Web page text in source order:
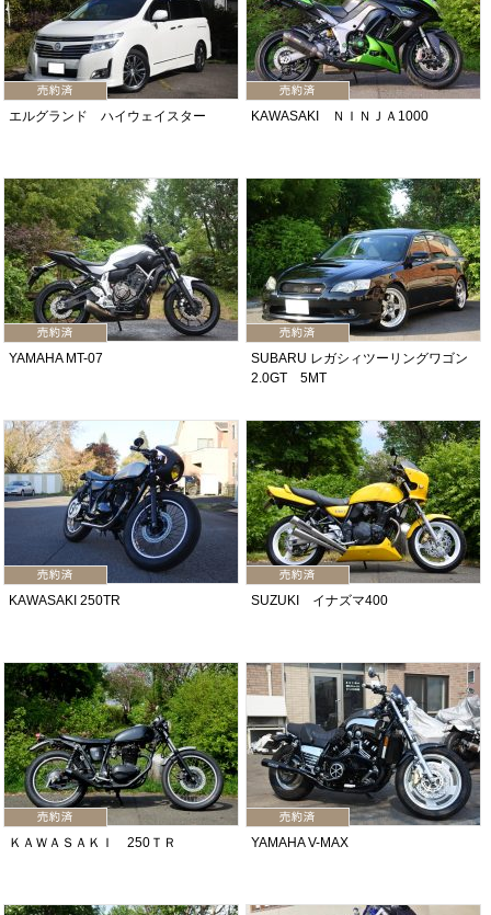
エルグランド ハイウェイスター KAWASAKI ＮＩＮＪＡ1000
YAMAHA MT-07
SUBARU レガシィツーリングワゴン
2.0GT 5MT
KAWASAKI 250TR SUZUKI イナズマ400
ＫＡＷＡＳＡＫＩ 250ＴＲ YAMAHA V-MAX